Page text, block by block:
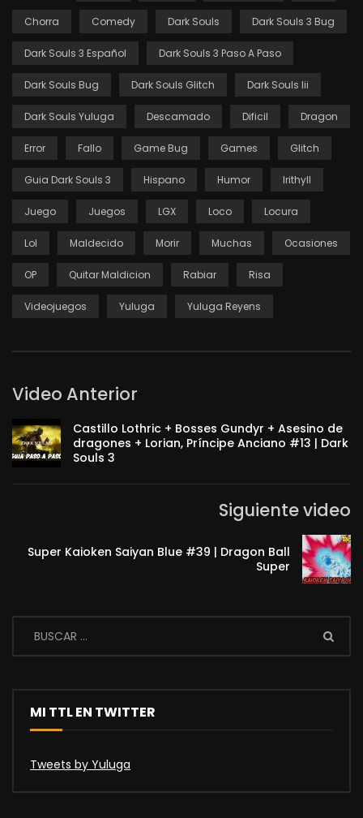
Chorra Comedy Dark Souls Dark Souls 3 Bug
Dark Souls 3 Español Dark Souls 3 Paso A Paso
Dark Souls Bug Dark Souls Glitch Dark Souls Iii
Dark Souls Yuluga Descamado Dificil Dragon
Error Fallo Game Bug Games Glitch
Guia Dark Souls 3 Hispano Humor Irithyll
Juego Juegos LGX Loco Locura
Lol Maldecido Morir Muchas Ocasiones
OP Quitar Maldicion Rabiar Risa
Videojuegos Yuluga Yuluga Reyens
Video Anterior
Castillo Lothric + Bosses Gundyr + Asesino de
dragones + Lorian, Príncipe Anciano #13 | Dark
Souls 3
Siguiente video
Super Kaioken Saiyan Blue #39 | Dragon Ball
Super
MI TTL EN TWITTER
Tweets by Yuluga